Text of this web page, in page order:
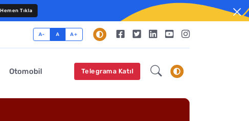
Hemen Tıkla
A- A A+
Otomobil Telegrama Katıl